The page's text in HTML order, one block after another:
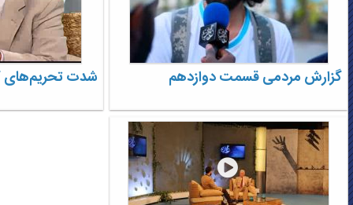
گزارش مردمی قسمت دوازدهم شدت تحریم‌های